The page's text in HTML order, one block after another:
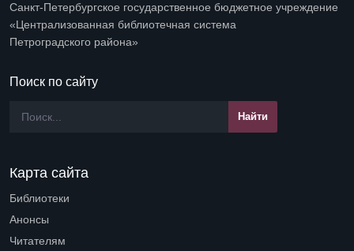
Санкт-Петербургское государственное бюджетное учреждение
«Централизованная библиотечная система
Петроградского района»
Поиск по сайту
Карта сайта
Библиотеки
Анонсы
Читателям